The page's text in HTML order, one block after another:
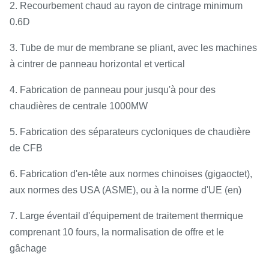
2. Recourbement chaud au rayon de cintrage minimum
0.6D
3. Tube de mur de membrane se pliant, avec les machines
à cintrer de panneau horizontal et vertical
4. Fabrication de panneau pour jusqu'à pour des
chaudières de centrale 1000MW
5. Fabrication des séparateurs cycloniques de chaudière
de CFB
6. Fabrication d'en-tête aux normes chinoises (gigaoctet),
aux normes des USA (ASME), ou à la norme d'UE (en)
7. Large éventail d'équipement de traitement thermique
comprenant 10 fours, la normalisation de offre et le
gâchage